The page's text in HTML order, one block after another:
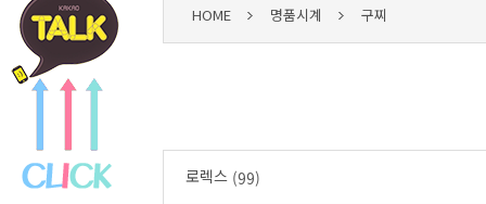
HOME 명품시계 구찌
로렉스 (99)